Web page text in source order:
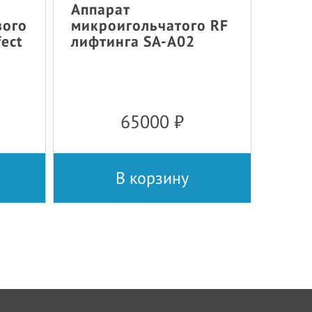
Аппарат
микроигольчатого RF
лифтинга SA-A02
65000 ₽
В корзину